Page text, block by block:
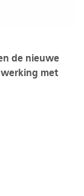
de nieuwe
met